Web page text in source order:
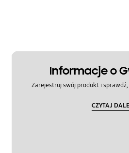
Informacje o
Zarejestruj swój produkt i
CZYTAJ